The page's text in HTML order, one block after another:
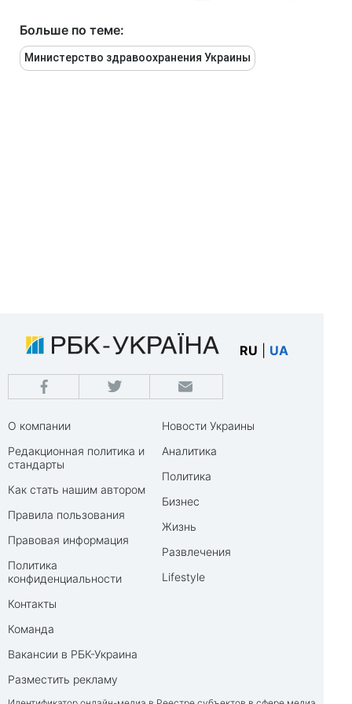
Больше по теме:
Министерство здравоохранения Украины
RU UA
О компании
Редакционная политика и
стандарты
Как стать нашим автором
Правила пользования
Правовая информация
Политика
конфиденциальности
Контакты
Команда
Вакансии в РБК-Украина
Разместить рекламу
Новости Украины
Аналитика
Политика
Бизнес
Жизнь
Развлечения
Lifestyle